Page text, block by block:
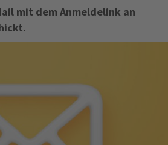
mit dem Anmeldelink an